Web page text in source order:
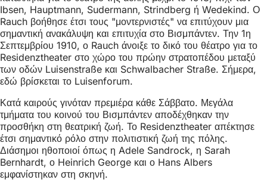
ώ
:
Ibsen, Hauptmann, Sudermann, Strindberg ή Wedekind. Ο
Rauch βοήθησε έτσι τους "μοντερνιστές" να επιτύχουν μια
σημαντική ανακάλυψη και επιτυχία στο Βισμπάντεν. Την 1η
Σεπτεμβρίου 1910, ο Rauch άνοιξε το δικό του θέατρο για το
Residenztheater στο χώρο του πρώην στρατοπέδου μεταξύ
των οδών Luisenstraße και Schwalbacher Straße. Σήμερα,
εδώ βρίσκεται το Luisenforum.
Κατά καιρούς γινόταν πρεμιέρα κάθε Σάββατο. Μεγάλα
τμήματα του κοινού του Βισμπάντεν αποδέχθηκαν την
προσθήκη στη θεατρική ζωή. Το Residenztheater απέκτησε
έτσι σημαντικό ρόλο στην πολιτιστική ζωή της πόλης.
Διάσημοι ηθοποιοί όπως η Adele Sandrock, η Sarah
Bernhardt, ο Heinrich George και ο Hans Albers
εμφανίστηκαν στη σκηνή.